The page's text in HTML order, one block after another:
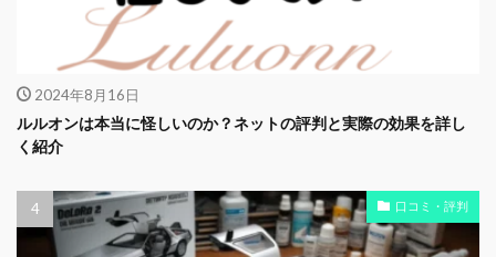
2024年8月16日
ルルオンは本当に怪しいのか？ネットの評判と実際の効果を詳し
く紹介
口コミ・評判